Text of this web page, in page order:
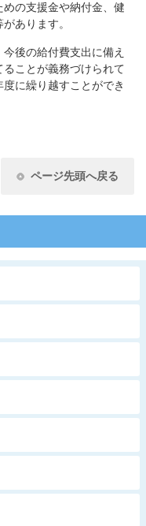
の支援金や納付金、健
あります。
後の給付費支出に備え
ことが義務づけられて
に繰り越すことができ
ページ先頭へ戻る